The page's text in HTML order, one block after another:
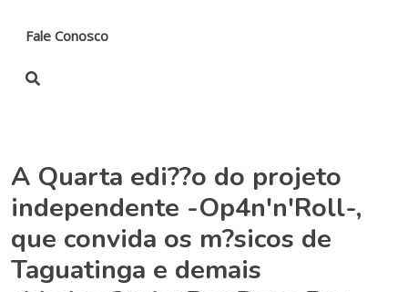
Fale Conosco
A Quarta edi??o do projeto
independente -Op4n'n'Roll-,
que convida os m?sicos de
Taguatinga e demais